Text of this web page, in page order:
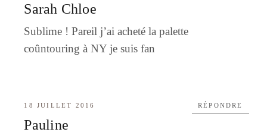
Sarah Chloe
Sublime ! Pareil j’ai acheté la palette
coûntouring à NY je suis fan
18 JUILLET 2016
Pauline
RÉPONDRE